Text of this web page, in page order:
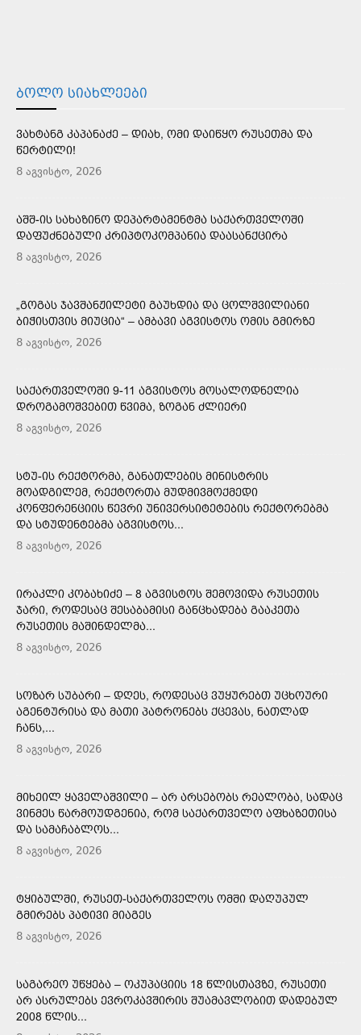
ᲑᲝᲚᲝ ᲡᲘᲐᲮᲚᲔᲔᲑᲘ
ᲕᲐᲮᲢᲐᲜᲒ ᲙᲐᲞᲐᲜᲐᲫᲔ – ᲓᲘᲐᲮ, ᲝᲛᲘ ᲓᲐᲘᲬᲧᲝ ᲠᲣᲡᲔᲗᲛᲐ ᲓᲐ
ᲬᲔᲠᲢᲘᲚᲘ!
8 აგვისტო, 2026
ᲐᲨᲨ-ᲘᲡ ᲡᲐᲮᲐᲖᲘᲜᲝ ᲓᲔᲞᲐᲠᲢᲐᲛᲔᲜᲢᲛᲐ ᲡᲐᲥᲐᲠᲗᲕᲔᲚᲝᲨᲘ
ᲓᲐᲤᲣᲫᲜᲔᲑᲣᲚᲘ ᲙᲠᲘᲞᲢᲝᲙᲝᲛᲞᲐᲜᲘᲐ ᲓᲐᲐᲡᲐᲜᲥᲪᲘᲠᲐ
8 აგვისტო, 2026
„ᲒᲝᲒᲐᲡ ᲯᲐᲕᲨᲐᲜᲟᲘᲚᲔᲢᲘ ᲒᲐᲣᲮᲓᲘᲐ ᲓᲐ ᲪᲝᲚᲨᲕᲘᲚᲘᲐᲜᲘ
ᲑᲘᲭᲘᲡᲗᲕᲘᲡ ᲛᲘᲣᲪᲘᲐ“ – ᲐᲛᲑᲐᲕᲘ ᲐᲒᲕᲘᲡᲢᲝᲡ ᲝᲛᲘᲡ ᲒᲛᲘᲠᲖᲔ
8 აგვისტო, 2026
ᲡᲐᲥᲐᲠᲗᲕᲔᲚᲝᲨᲘ 9-11 ᲐᲒᲕᲘᲡᲢᲝᲡ ᲛᲝᲡᲐᲚᲝᲓᲜᲔᲚᲘᲐ
ᲓᲠᲝᲒᲐᲛᲝᲨᲕᲔᲑᲘᲗ ᲬᲕᲘᲛᲐ, ᲖᲝᲒᲐᲜ ᲫᲚᲘᲔᲠᲘ
8 აგვისტო, 2026
ᲡᲢᲣ-ᲘᲡ ᲠᲔᲥᲢᲝᲠᲛᲐ, ᲒᲐᲜᲐᲗᲚᲔᲑᲘᲡ ᲛᲘᲜᲘᲡᲢᲠᲘᲡ
ᲛᲝᲐᲓᲒᲘᲚᲔᲛ, ᲠᲔᲥᲢᲝᲠᲗᲐ ᲛᲣᲓᲛᲘᲕᲛᲝᲥᲛᲔᲓᲘ
ᲙᲝᲜᲤᲔᲠᲔᲜᲪᲘᲘᲡ ᲬᲔᲕᲠᲘ ᲣᲜᲘᲕᲔᲠᲡᲘᲢᲔᲢᲔᲑᲘᲡ ᲠᲔᲥᲢᲝᲠᲔᲑᲛᲐ
ᲓᲐ ᲡᲢᲣᲓᲔᲜᲢᲔᲑᲛᲐ ᲐᲒᲕᲘᲡᲢᲝᲡ...
8 აგვისტო, 2026
ᲘᲠᲐᲙᲚᲘ ᲙᲝᲑᲐᲮᲘᲫᲔ – 8 ᲐᲒᲕᲘᲡᲢᲝᲡ ᲨᲔᲛᲝᲕᲘᲓᲐ ᲠᲣᲡᲔᲗᲘᲡ
ᲯᲐᲠᲘ, ᲠᲝᲓᲔᲡᲐᲪ ᲨᲔᲡᲐᲑᲐᲛᲘᲡᲘ ᲒᲐᲜᲪᲮᲐᲓᲔᲑᲐ ᲒᲐᲐᲙᲔᲗᲐ
ᲠᲣᲡᲔᲗᲘᲡ ᲛᲐᲨᲘᲜᲓᲔᲚᲛᲐ...
8 აგვისტო, 2026
ᲡᲝᲖᲐᲠ ᲡᲣᲑᲐᲠᲘ – ᲓᲦᲔᲡ, ᲠᲝᲓᲔᲡᲐᲪ ᲕᲣᲧᲣᲠᲔᲑᲗ ᲣᲪᲮᲝᲣᲠᲘ
ᲐᲒᲔᲜᲢᲣᲠᲘᲡᲐ ᲓᲐ ᲛᲐᲗᲘ ᲞᲐᲢᲠᲝᲜᲔᲑᲡ ᲥᲪᲔᲕᲐᲡ, ᲜᲐᲗᲚᲐᲓ
ᲩᲐᲜᲡ,...
8 აგვისტო, 2026
ᲛᲘᲮᲔᲘᲚ ᲧᲐᲕᲔᲚᲐᲨᲕᲘᲚᲘ – ᲐᲠ ᲐᲠᲡᲔᲑᲝᲑᲡ ᲠᲔᲐᲚᲝᲑᲐ, ᲡᲐᲓᲐᲪ
ᲕᲘᲜᲛᲔᲡ ᲬᲐᲠᲛᲝᲣᲓᲒᲔᲜᲘᲐ, ᲠᲝᲛ ᲡᲐᲥᲐᲠᲗᲕᲔᲚᲝ ᲐᲤᲮᲐᲖᲔᲗᲘᲡᲐ
ᲓᲐ ᲡᲐᲛᲐᲩᲐᲑᲚᲝᲡ...
8 აგვისტო, 2026
ᲢᲧᲘᲑᲣᲚᲨᲘ, ᲠᲣᲡᲔᲗ-ᲡᲐᲥᲐᲠᲗᲕᲔᲚᲝᲡ ᲝᲛᲨᲘ ᲓᲐᲦᲣᲞᲣᲚ
ᲒᲛᲘᲠᲔᲑᲡ ᲞᲐᲢᲘᲕᲘ ᲛᲘᲐᲒᲔᲡ
8 აგვისტო, 2026
ᲡᲐᲒᲐᲠᲔᲝ ᲣᲬᲧᲔᲑᲐ – ᲝᲙᲣᲞᲐᲪᲘᲘᲡ 18 ᲬᲚᲘᲡᲗᲐᲕᲖᲔ, ᲠᲣᲡᲔᲗᲘ
ᲐᲠ ᲐᲡᲠᲣᲚᲔᲑᲡ ᲔᲕᲠᲝᲙᲐᲕᲨᲘᲠᲘᲡ ᲨᲣᲐᲛᲐᲕᲚᲝᲑᲘᲗ ᲓᲐᲓᲔᲑᲣᲚ
2008 ᲬᲚᲘᲡ...